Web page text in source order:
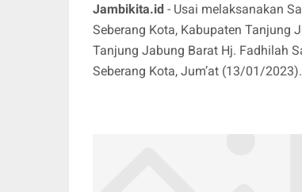
Jambikita.id - Usai melaksanakan
Seberang Kota, Kabupaten Tanjung
Tanjung Jabung Barat Hj. Fadhilah
Seberang Kota, Jum’at (13/01/2023).